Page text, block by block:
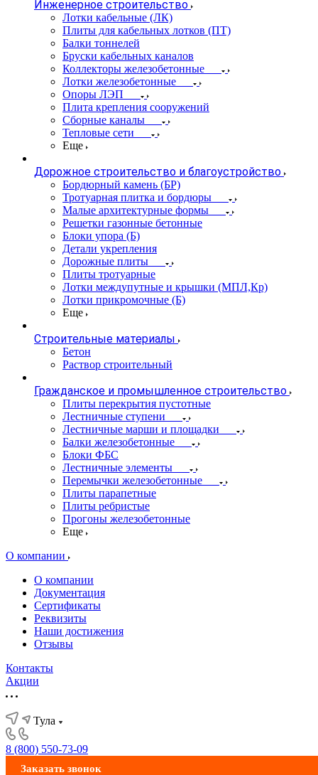
Инженерное строительство
Лотки кабельные (ЛК)
Плиты для кабельных лотков (ПТ)
Балки тоннелей
Бруски кабельных каналов
Коллекторы железобетонные
Лотки железобетонные
Опоры ЛЭП
Плита крепления сооружений
Сборные каналы
Тепловые сети
Еще
Дорожное строительство и благоустройство
Бордюрный камень (БР)
Тротуарная плитка и бордюры
Малые архитектурные формы
Решетки газонные бетонные
Блоки упора (Б)
Детали укрепления
Дорожные плиты
Плиты тротуарные
Лотки междупутные и крышки (МПЛ,Кр)
Лотки прикромочные (Б)
Еще
Строительные материалы
Бетон
Раствор строительный
Гражданское и промышленное строительство
Плиты перекрытия пустотные
Лестничные ступени
Лестничные марши и площадки
Балки железобетонные
Блоки ФБС
Лестничные элементы
Перемычки железобетонные
Плиты парапетные
Плиты ребристые
Прогоны железобетонные
Еще
О компании
О компании
Документация
Сертификаты
Реквизиты
Наши достижения
Отзывы
Контакты
Акции
Тула
8 (800) 550-73-09
Заказать звонок